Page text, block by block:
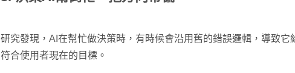
研究發現，AI在幫忙做決策時，有時候會沿用舊的錯誤邏輯，導致它
符合使用者現在的目標。